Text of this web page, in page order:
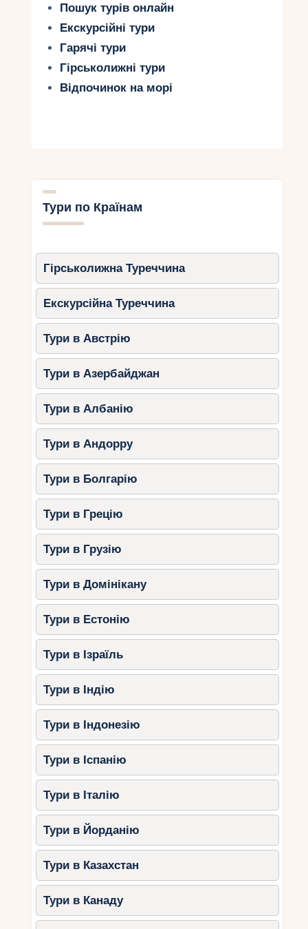
Пошук турів онлайн
Екскурсійні тури
Гарячі тури
Гірськолижні тури
Відпочинок на морі
Тури по Країнам
Гірськолижна Туреччина
Екскурсійна Туреччина
Тури в Австрію
Тури в Азербайджан
Тури в Албанію
Тури в Андорру
Тури в Болгарію
Тури в Грецію
Тури в Грузію
Тури в Домінікану
Тури в Естонію
Тури в Ізраїль
Тури в Індію
Тури в Індонезію
Тури в Іспанію
Тури в Італію
Тури в Йорданію
Тури в Казахстан
Тури в Канаду